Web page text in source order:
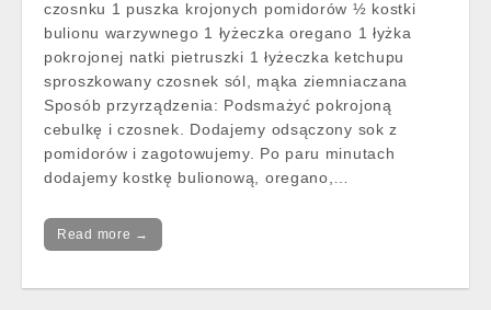
czosnku 1 puszka krojonych pomidorów ½ kostki
bulionu warzywnego 1 łyżeczka oregano 1 łyżka
pokrojonej natki pietruszki 1 łyżeczka ketchupu
sproszkowany czosnek sól, mąka ziemniaczana
Sposób przyrządzenia: Podsmażyć pokrojoną
cebulkę i czosnek. Dodajemy odsączony sok z
pomidorów i zagotowujemy. Po paru minutach
dodajemy kostkę bulionową, oregano,…
Read more →